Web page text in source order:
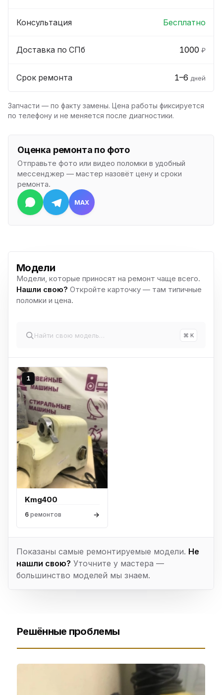
Консультация Бесплатно
Доставка по СПб 1000 ₽
Срок ремонта 1–6 дней
Запчасти — по факту замены. Цена работы фиксируется
по телефону и не меняется после диагностики.
Оценка ремонта по фото
Отправьте фото или видео поломки в удобный
мессенджер — мастер назовёт цену и сроки
ремонта.
MAX
Модели
Модели, которые приносят на ремонт чаще всего.
Нашли свою? Откройте карточку — там типичные
поломки и цена.
⌘ K
1
Kmg400
6 ремонтов →
Показаны самые ремонтируемые модели. Не
нашли свою? Уточните у мастера —
большинство моделей мы знаем.
Решённые проблемы